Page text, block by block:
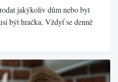
jakýkoliv dům nebo byt
být hračka. Vždyť se denně